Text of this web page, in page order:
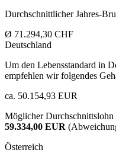
Durchschnittlicher Jahres-
Ø 71.294,30 CHF
Deutschland
Um den Lebensstandard in
empfehlen wir folgendes
ca. 50.154,93 EUR
Möglicher
59.334,00 EUR
Österreich